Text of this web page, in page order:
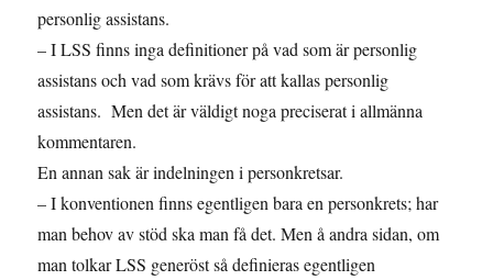
personlig assistans.
– I LSS finns inga definitioner på vad som är personlig
assistans och vad som krävs för att kallas personlig
assistans. Men det är väldigt noga preciserat i allmänna
kommentaren.
En annan sak är indelningen i personkretsar.
– I konventionen finns egentligen bara en personkrets; har
man behov av stöd ska man få det. Men å andra sidan, om
man tolkar LSS generöst så definieras egentligen